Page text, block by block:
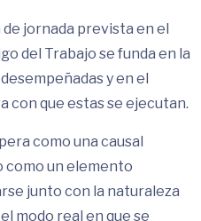
jornada prevista en el
del Trabajo se funda en la
y en el
con que estas se ejecutan.
como una causal
como un elemento
junto con la naturaleza
modo real en que se